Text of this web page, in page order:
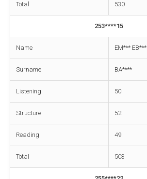
Total 530
253****15
Name EM*** EB***
Surname BA****
Listening 50
Structure 52
Reading 49
Total 503